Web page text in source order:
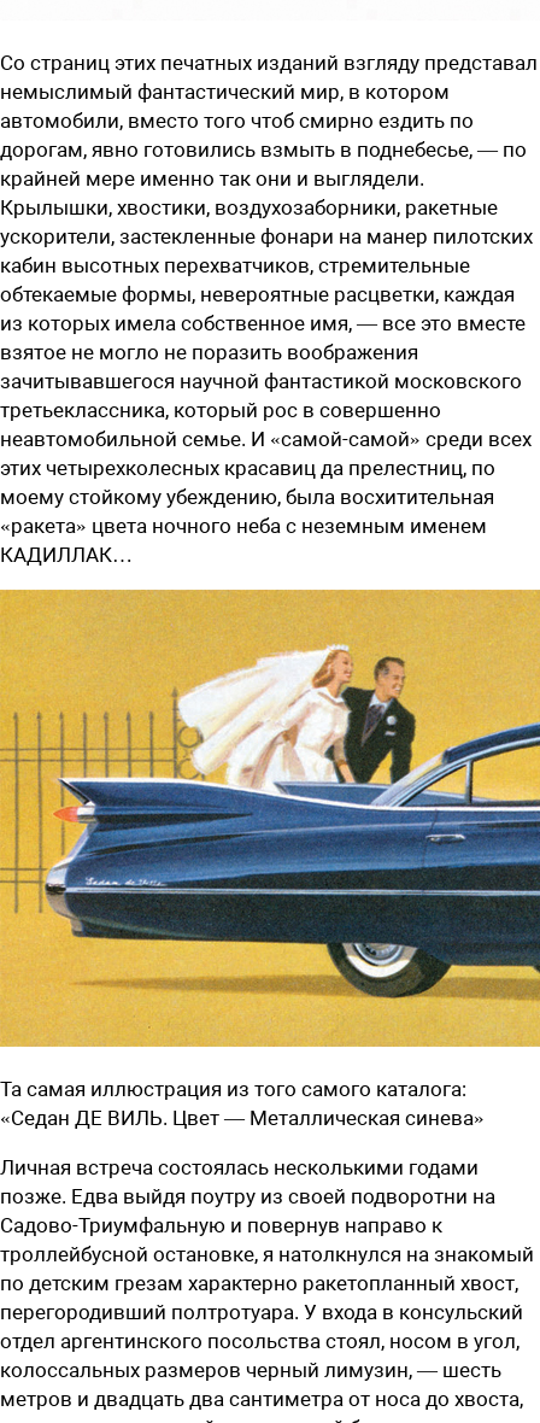
Со страниц этих печатных изданий взгляду представал
немыслимый фантастический мир, в котором
автомобили, вместо того чтоб смирно ездить по
дорогам, явно готовились взмыть в поднебесье, — по
крайней мере именно так они и выглядели.
Крылышки, хвостики, воздухозаборники, ракетные
ускорители, застекленные фонари на манер пилотских
кабин высотных перехватчиков, стремительные
обтекаемые формы, невероятные расцветки, каждая
из которых имела собственное имя, — все это вместе
взятое не могло не поразить воображения
зачитывавшегося научной фантастикой московского
третьеклассника, который рос в совершенно
неавтомобильной семье. И «самой-самой» среди всех
этих четырехколесных красавиц да прелестниц, по
моему стойкому убеждению, была восхитительная
«ракета» цвета ночного неба с неземным именем
КАДИЛЛАК…
Та самая иллюстрация из того самого каталога:
«Седан ДЕ ВИЛЬ. Цвет — Металлическая синева»
Личная встреча состоялась несколькими годами
позже. Едва выйдя поутру из своей подворотни на
Садово-Триумфальную и повернув направо к
троллейбусной остановке, я натолкнулся на знакомый
по детским грезам характерно ракетопланный хвост,
перегородивший полтротуара. У входа в консульский
отдел аргентинского посольства стоял, носом в угол,
колоссальных размеров черный лимузин, — шесть
метров и двадцать два сантиметра от носа до хвоста,